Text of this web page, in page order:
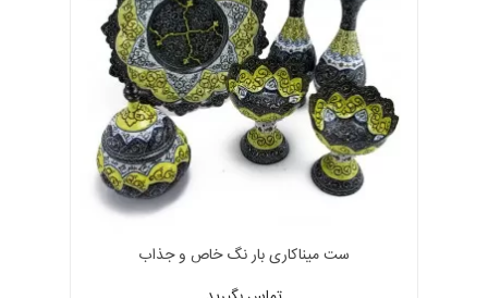
ست میناکاری بار نگ خاص و جذاب